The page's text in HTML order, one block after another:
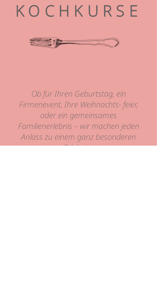
KOCHKURSE
Ob für Ihren Geburtstag, ein
Firmenevent, Ihre Weihnachts- feier,
oder ein gemeinsames
Familienerlebnis – wir machen jeden
Anlass zu einem ganz besonderen
Erlebnis.